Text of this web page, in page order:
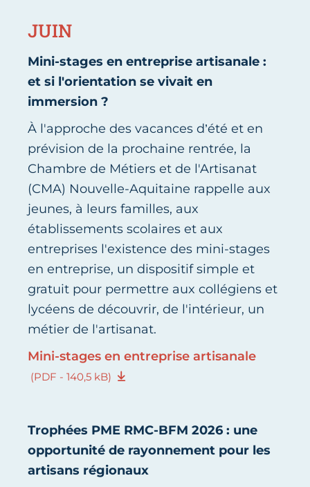
JUIN
Mini-stages en entreprise artisanale :
et si l'orientation se vivait en
immersion ?
À l'approche des vacances d’été et en
prévision de la prochaine rentrée, la
Chambre de Métiers et de l'Artisanat
(CMA) Nouvelle-Aquitaine rappelle aux
jeunes, à leurs familles, aux
établissements scolaires et aux
entreprises l'existence des mini-stages
en entreprise, un dispositif simple et
gratuit pour permettre aux collégiens et
lycéens de découvrir, de l'intérieur, un
métier de l'artisanat.
Mini-stages en entreprise artisanale
(PDF - 140,5 kB)
Trophées PME RMC-BFM 2026 : une
opportunité de rayonnement pour les
artisans régionaux